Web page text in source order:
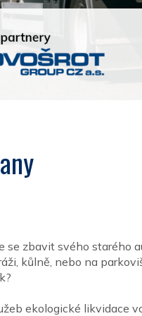
se zbavit svého starého
kůlně, nebo na
ekologické likvidace